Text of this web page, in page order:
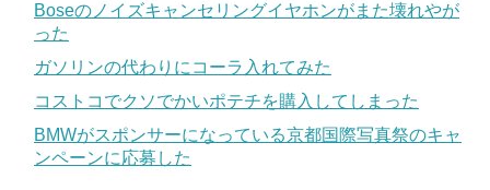
Boseのノイズキャンセリングイヤホンがまた壊れやが
った
ガソリンの代わりにコーラ入れてみた
コストコでクソでかいポテチを購入してしまった
BMWがスポンサーになっている京都国際写真祭のキャ
ンペーンに応募した